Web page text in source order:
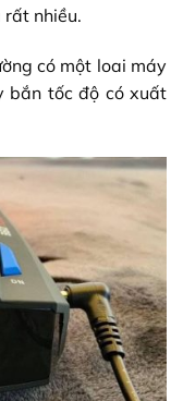
nhiều.
có một loai máy
bắn tốc độ có xuất